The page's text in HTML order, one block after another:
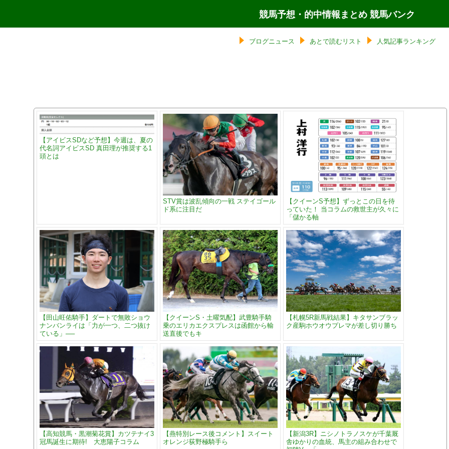
競馬予想・的中情報まとめ 競馬バンク
ブログニュース あとで読むリスト 人気記事ランキング
【アイビスSDなど予想】今週は、夏の
代名詞アイビスSD 真田理が推奨する1
頭とは
STV賞は波乱傾向の一戦 ステイゴール
ド系に注目だ
【クイーンS予想】ずっとこの日を待
っていた！ 当コラムの救世主が久々に
「儲かる軸
【田山旺佑騎手】ダートで無敗ショウ
ナンバンライは「力が一つ、二つ抜け
ている」──
【クイーンS・土曜気配】武豊騎手騎
乗のエリカエクスプレスは函館から輸
送直後でもキ
【札幌5R新馬戦結果】キタサンブラッ
ク産駒ホウオウプレマが差し切り勝ち
【高知競馬・黒潮菊花賞】カツテナイ3
冠馬誕生に期待! 大恵陽子コラム
【燕特別レース後コメント】スイート
オレンジ荻野極騎手ら
【新潟3R】ニシノトラノスケが千葉厩
舎ゆかりの血統、馬主の組み合わせで